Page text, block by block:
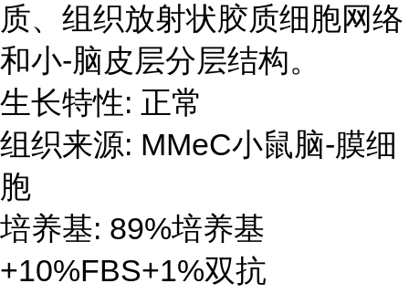
质、组织放射状胶质细胞网络
和小-脑皮层分层结构。
生长特性: 正常
组织来源: MMeC小鼠脑-膜细
胞
培养基: 89%培养基
+10%FBS+1%双抗